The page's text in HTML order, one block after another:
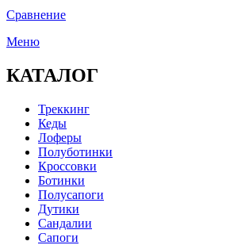
Сравнение
Меню
КАТАЛОГ
Треккинг
Кеды
Лоферы
Полуботинки
Кроссовки
Ботинки
Полусапоги
Дутики
Сандалии
Сапоги